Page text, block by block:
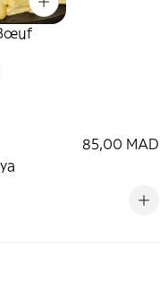
Bœuf
85,00 MAD